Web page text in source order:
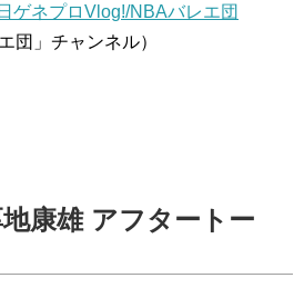
ゲネプロVlog!/NBAバレエ団
団」チャンネル）
康雄 アフタートー